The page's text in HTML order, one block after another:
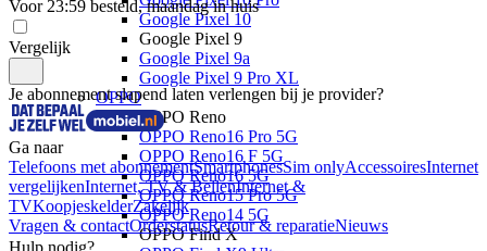
Google Pixel 10
Google Pixel 9
Google Pixel 9a
Google Pixel 9 Pro XL
OPPO
OPPO Reno
OPPO Reno16 Pro 5G
OPPO Reno16 F 5G
OPPO Reno16 5G
OPPO Reno15 Pro 5G
OPPO Reno14 5G
OPPO Find X
Voor 23:59 besteld, maandag in huis
Vergelijk
Je abonnement slapend laten verlengen bij je provider?
Ga naar
Telefoons met abonnementSmartphonesSim onlyAccessoiresInternet
vergelijkenInternet, TV & BellenInternet &
TVKoopjeskelderZakelijk
Vragen & contactOrderstatusRetour & reparatieNieuws